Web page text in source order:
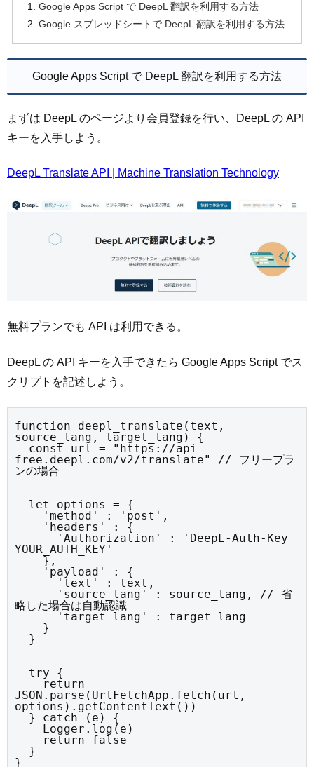
Google Apps Script で DeepL 翻訳を利用する方法
Google スプレッドシートで DeepL 翻訳を利用する方法
Google Apps Script で DeepL 翻訳を利用する方法
まずは DeepL のページより会員登録を行い、DeepL の API
キーを入手しよう。
DeepL Translate API | Machine Translation Technology
無料プランでも API は利用できる。
DeepL の API キーを入手できたら Google Apps Script でス
クリプトを記述しよう。
function deepl_translate(text,
source_lang, target_lang) {
free.deepl.com/v2/translate" // フリープラ
ンの場合
YOUR_AUTH_KEY'
略した場合は自動認識
  }
JSON.parse(UrlFetchApp.fetch(url,
options).getContentText())
}